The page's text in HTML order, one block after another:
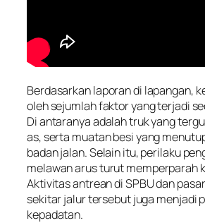
Berdasarkan laporan di lapangan,
oleh sejumlah faktor yang terjadi
Di antaranya adalah truk yang
as, serta muatan besi yang
badan jalan. Selain itu, perilaku
melawan arus turut memperparah
Aktivitas antrean di SPBU dan
sekitar jalur tersebut juga menjadi
kepadatan.